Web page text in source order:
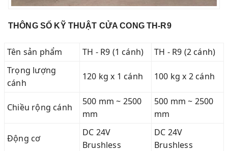
THÔNG SỐ KỸ THUẬT CỬA CONG TH-R9
Tên sản phẩm TH - R9 (1 cánh)
TH - R9 (2 cánh)
Trọng lượng
cánh
120 kg x 1 cánh 100 kg x 2 cánh
Chiều rộng cánh
500 mm ~ 2500
mm
500 mm ~ 2500
mm
Động cơ
DC 24V
Brushless
DC 24V
Brushless